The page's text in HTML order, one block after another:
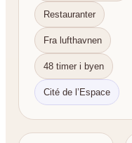
Restauranter
Fra lufthavnen
48 timer i byen
Cité de l’Espace